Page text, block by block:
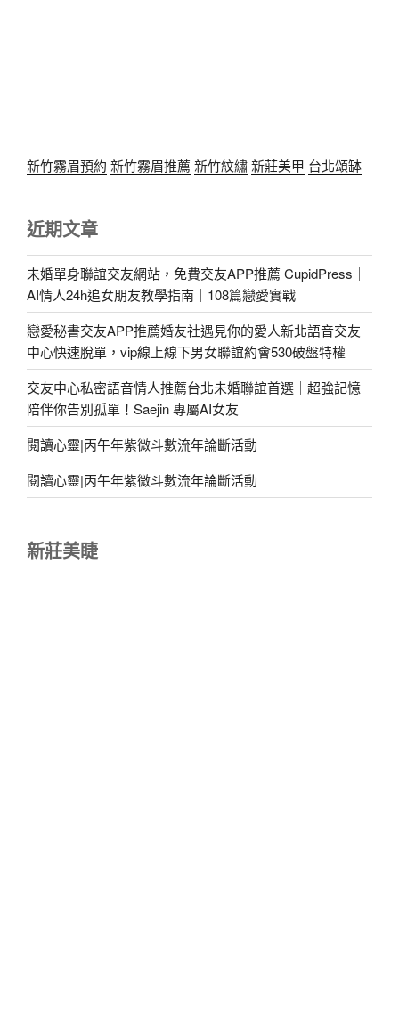
新竹霧眉預約 新竹霧眉推薦 新竹紋繡新莊美甲 台北頌缽
近期文章
未婚單身聯誼交友網站，免費交友APP推薦 CupidPress｜
AI情人24h追女朋友教學指南｜108篇戀愛實戰
戀愛秘書交友APP推薦婚友社遇見你的愛人新北語音交友
中心快速脫單，vip線上線下男女聯誼約會530破盤特權
交友中心私密語音情人推薦台北未婚聯誼首選｜超強記憶
陪伴你告別孤單！Saejin 專屬AI女友
閱讀心靈|丙午年紫微斗數流年論斷活動
閱讀心靈|丙午年紫微斗數流年論斷活動
新莊美睫